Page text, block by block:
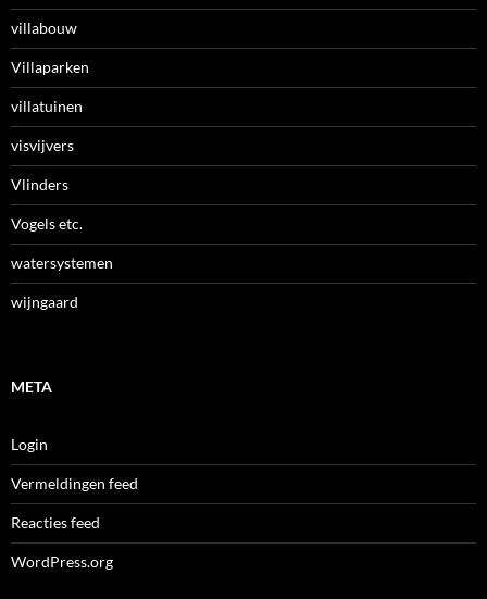
villabouw
Villaparken
villatuinen
visvijvers
Vlinders
Vogels etc.
watersystemen
wijngaard
META
Login
Vermeldingen feed
Reacties feed
WordPress.org